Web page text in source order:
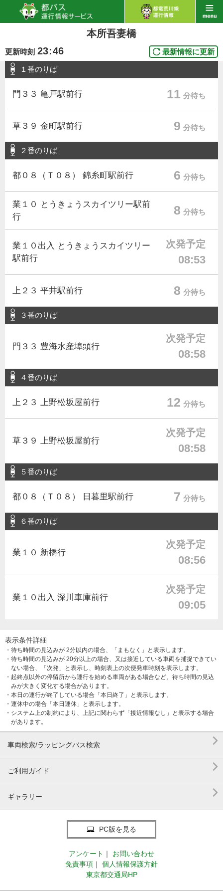
本所吾妻橋
更新時刻 23:46 最新情報に更新
１番のりば
門３３ 亀戸駅前行 11 分待ち
草３９ 金町駅前行 9 分待ち
２番のりば
都０８（Ｔ０８） 錦糸町駅前行 6 分待ち
業１０ とうきょうスカイツリー駅前
行
8 分待ち
業１０出入 とうきょうスカイツリー
駅前行
次発予定
08:53
上２３ 平井駅前行 8 分待ち
３番のりば
門３３ 豊海水産埠頭行
次発予定
08:58
４番のりば
上２３ 上野松坂屋前行 12 分待ち
草３９ 上野松坂屋前行
次発予定
08:58
５番のりば
都０８（Ｔ０８） 日暮里駅前行 7 分待ち
６番のりば
業１０ 新橋行
次発予定
08:56
業１０出入 深川車庫前行
次発予定
09:05
表示条件詳細
・待ち時間の見込みが 2分以内の場合、「まもなく」と表示します。
・待ち時間の見込みが 20分以上の場合、又は接近している車両を捕捉できてい
ない場合、「次発」と表示し、時刻表上の次便発車時刻を表示します。
・起終点以外の停留所から運行を始める車両がある場合など、待ち時間の見込
みが大きく変化する場合があります。
・本日の運行が終了している場合「本日終了」と表示します。
・運休中の場合「本日運休」と表示します。
・システム上の制約により、上記に関わらず「接近情報なし」と表示する場合
があります。
車両検索/ラッピングバス検索 
ご利用ガイド 
ギャラリー 
PC版を見る
アンケート ｜
お問い合わせ
免責事項 ｜
個人情報保護方針
東京都交通局HP